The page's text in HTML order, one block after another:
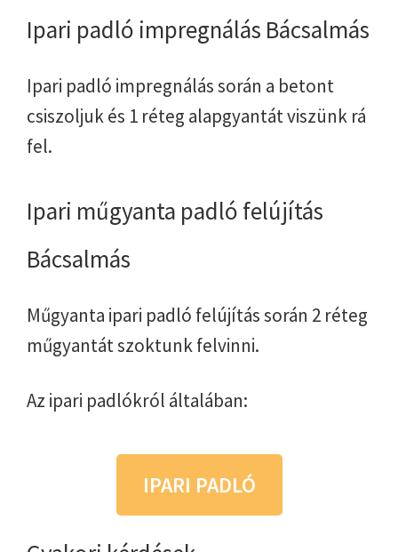
Ipari padló impregnálás Bácsalmás
Ipari padló impregnálás során a betont
csiszoljuk és 1 réteg alapgyantát viszünk rá
fel.
Ipari műgyanta padló felújítás
Bácsalmás
Műgyanta ipari padló felújítás során 2 réteg
műgyantát szoktunk felvinni.
Az ipari padlókról általában:
IPARI PADLÓ